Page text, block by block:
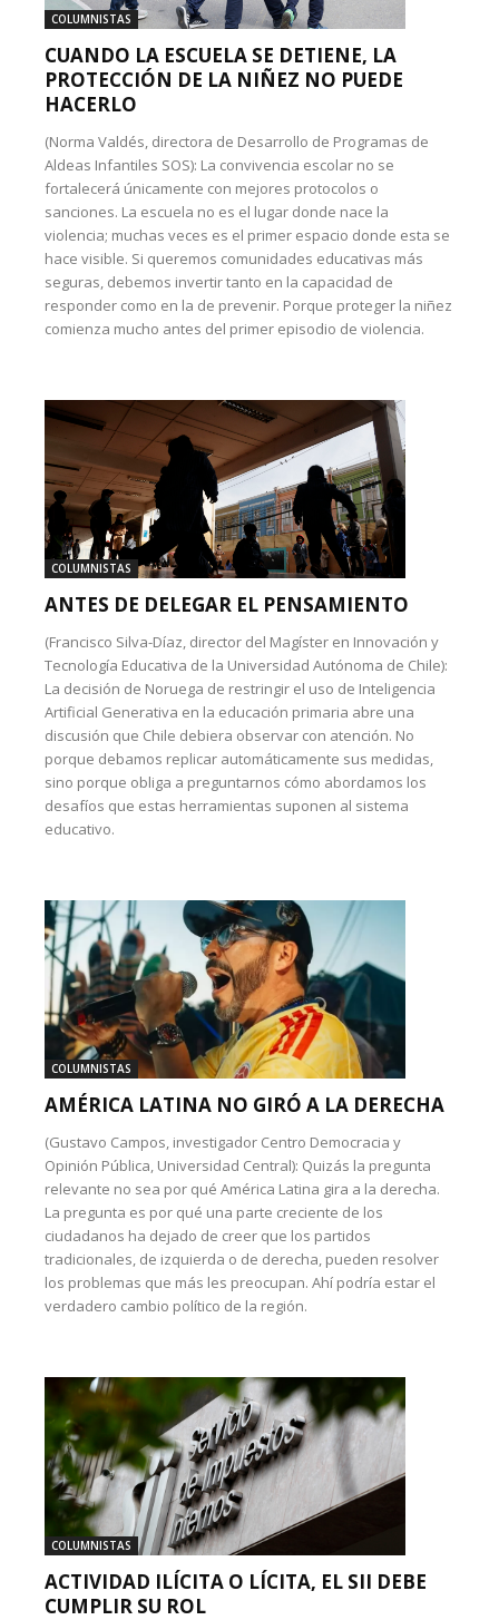
COLUMNISTAS
CUANDO LA ESCUELA SE DETIENE, LA
PROTECCIÓN DE LA NIÑEZ NO PUEDE
HACERLO
(Norma Valdés, directora de Desarrollo de Programas de
Aldeas Infantiles SOS): La convivencia escolar no se
fortalecerá únicamente con mejores protocolos o
sanciones. La escuela no es el lugar donde nace la
violencia; muchas veces es el primer espacio donde esta se
hace visible. Si queremos comunidades educativas más
seguras, debemos invertir tanto en la capacidad de
responder como en la de prevenir. Porque proteger la niñez
comienza mucho antes del primer episodio de violencia.
COLUMNISTAS
ANTES DE DELEGAR EL PENSAMIENTO
(Francisco Silva-Díaz, director del Magíster en Innovación y
Tecnología Educativa de la Universidad Autónoma de Chile):
La decisión de Noruega de restringir el uso de Inteligencia
Artificial Generativa en la educación primaria abre una
discusión que Chile debiera observar con atención. No
porque debamos replicar automáticamente sus medidas,
sino porque obliga a preguntarnos cómo abordamos los
desafíos que estas herramientas suponen al sistema
educativo.
COLUMNISTAS
AMÉRICA LATINA NO GIRÓ A LA DERECHA
(Gustavo Campos, investigador Centro Democracia y
Opinión Pública, Universidad Central): Quizás la pregunta
relevante no sea por qué América Latina gira a la derecha.
La pregunta es por qué una parte creciente de los
ciudadanos ha dejado de creer que los partidos
tradicionales, de izquierda o de derecha, pueden resolver
los problemas que más les preocupan. Ahí podría estar el
verdadero cambio político de la región.
COLUMNISTAS
ACTIVIDAD ILÍCITA O LÍCITA, EL SII DEBE
CUMPLIR SU ROL